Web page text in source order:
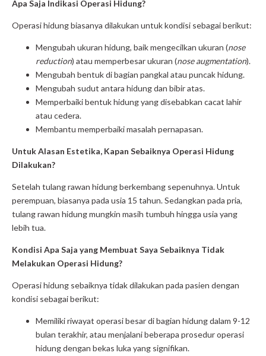
Apa Saja Indikasi Operasi Hidung?
Operasi hidung biasanya dilakukan untuk kondisi sebagai berikut:
Mengubah ukuran hidung, baik mengecilkan ukuran (nose
reduction) atau memperbesar ukuran (nose augmentation).
Mengubah bentuk di bagian pangkal atau puncak hidung.
Mengubah sudut antara hidung dan bibir atas.
Memperbaiki bentuk hidung yang disebabkan cacat lahir
atau cedera.
Membantu memperbaiki masalah pernapasan.
Untuk Alasan Estetika, Kapan Sebaiknya Operasi Hidung
Dilakukan?
Setelah tulang rawan hidung berkembang sepenuhnya. Untuk
perempuan, biasanya pada usia 15 tahun. Sedangkan pada pria,
tulang rawan hidung mungkin masih tumbuh hingga usia yang
lebih tua.
Kondisi Apa Saja yang Membuat Saya Sebaiknya Tidak
Melakukan Operasi Hidung?
Operasi hidung sebaiknya tidak dilakukan pada pasien dengan
kondisi sebagai berikut:
Memiliki riwayat operasi besar di bagian hidung dalam 9-12
bulan terakhir, atau menjalani beberapa prosedur operasi
hidung dengan bekas luka yang signifikan.